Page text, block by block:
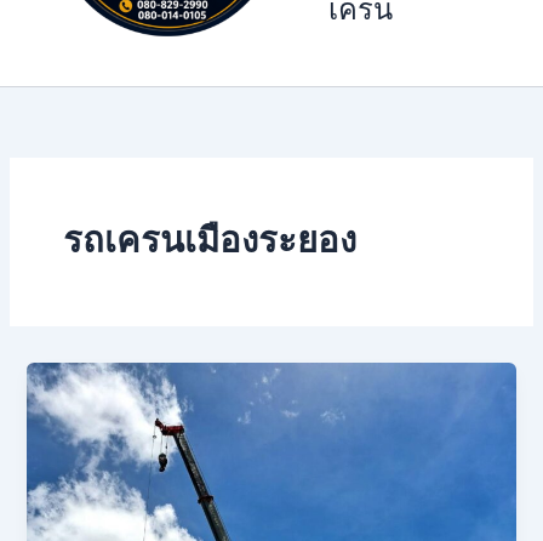
เครน
รถเครนเมืองระยอง